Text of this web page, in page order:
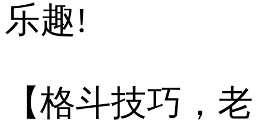
乐趣!
【格斗技巧，老